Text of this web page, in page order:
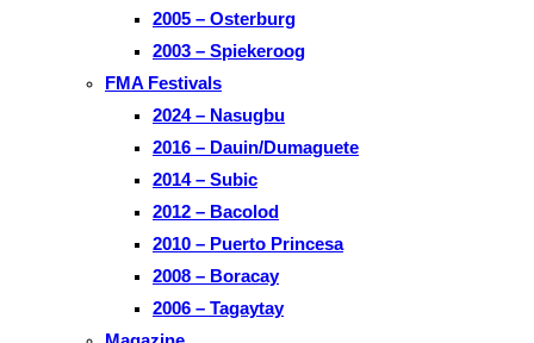
2005 – Osterburg
2003 – Spiekeroog
FMA Festivals
2024 – Nasugbu
2016 – Dauin/Dumaguete
2014 – Subic
2012 – Bacolod
2010 – Puerto Princesa
2008 – Boracay
2006 – Tagaytay